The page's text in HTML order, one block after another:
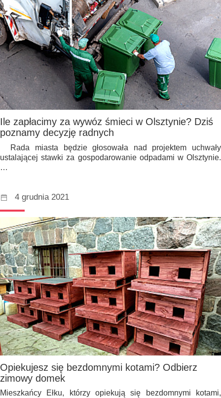
Ile zapłacimy za wywóz śmieci w Olsztynie? Dziś
poznamy decyzję radnych
Rada miasta będzie głosowała nad projektem uchwały
ustalającej stawki za gospodarowanie odpadami w Olsztynie.
…
4 grudnia 2021
Opiekujesz się bezdomnymi kotami? Odbierz
zimowy domek
Mieszkańcy Ełku, którzy opiekują się bezdomnymi kotami,